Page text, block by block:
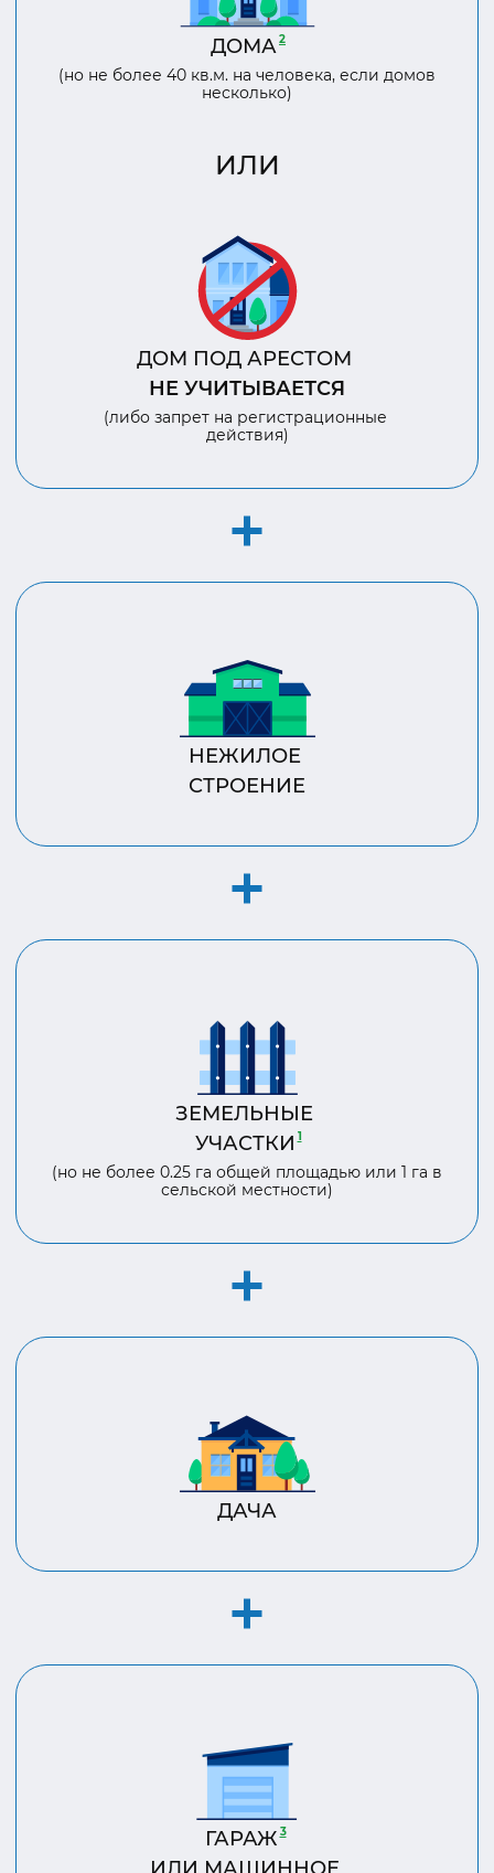
ДОМА2
(но не более 40 кв.м. на человека, если домов
несколько)
ИЛИ
ДОМ ПОД АРЕСТОМ
НЕ УЧИТЫВАЕТСЯ
(либо запрет на регистрационные
действия)
НЕЖИЛОЕ
СТРОЕНИЕ
ЗЕМЕЛЬНЫЕ
УЧАСТКИ 1
(но не более 0.25 га общей площадью или 1 га в
сельской местности)
ДАЧА
ГАРАЖ 3